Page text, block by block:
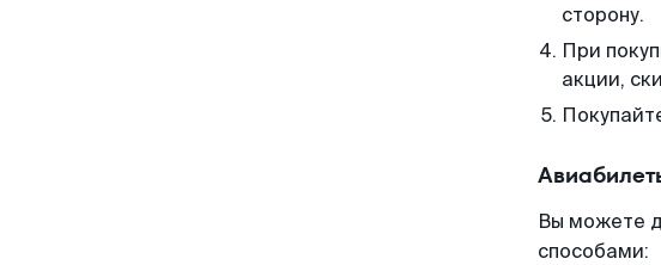
сторону.
При
акции,
Вы можете
способами: